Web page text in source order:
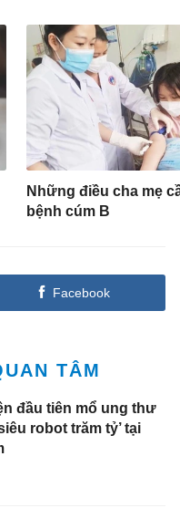
Những điều cha mẹ
bệnh cúm B
Facebook
TÂM
đầu tiên mổ ung thư
robot trăm tỷ’ tại